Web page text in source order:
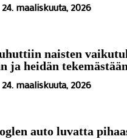
24. maaliskuuta, 2026
naisten
ja heidän
24. maaliskuuta, 2026
auto luvatta